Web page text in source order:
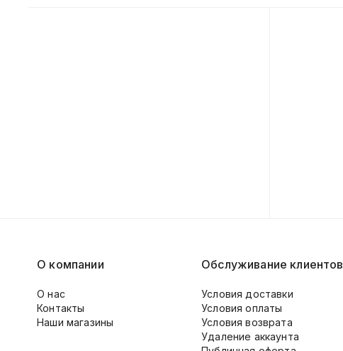
О компании
О нас
Контакты
Наши магазины
Обслуживание клиентов
Условия доставки
Условия оплаты
Условия возврата
Удаление аккаунта